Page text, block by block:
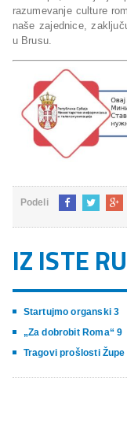
razumevanje culture
naše zajednice,
u Brusu.
Podeli
IZ ISTE
Startujmo organski 3
„Za dobrobit Roma“ 9
Tragovi prošlosti Župe